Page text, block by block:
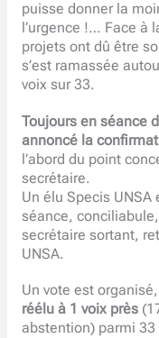
puisse donner la
l’urgence !… Face à
projets ont dû être
s’est ramassée
voix sur 33.
Toujours en séance
annoncé la
l’abord du point
secrétaire.
Un élu Specis
séance,
secrétaire sortant,
UNSA.
Un vote est organisé,
réélu à 1 voix près
abstention) parmi